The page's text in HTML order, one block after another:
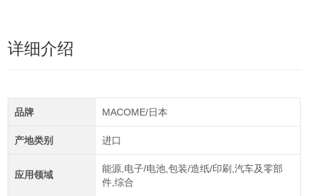
详细介绍
品牌 MACOME/日本
产地类别 进口
应用领域
能源,电子/电池,包装/造纸/印刷,汽车及零部
件,综合